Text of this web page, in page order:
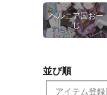
ヘルニア国おー
じ
並び順